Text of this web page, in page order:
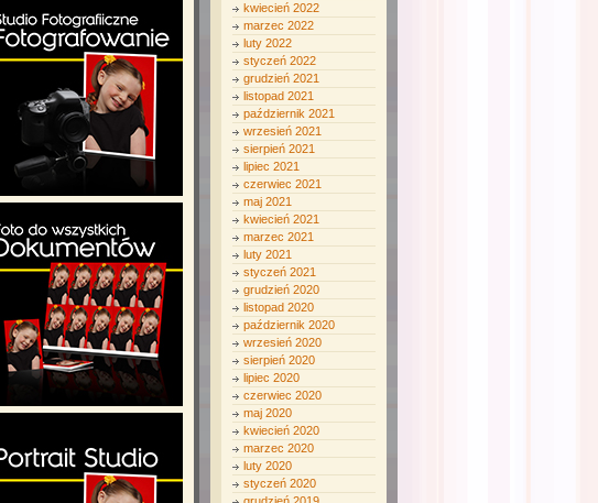
kwiecień 2022
marzec 2022
luty 2022
styczeń 2022
grudzień 2021
listopad 2021
październik 2021
wrzesień 2021
sierpień 2021
lipiec 2021
czerwiec 2021
maj 2021
kwiecień 2021
marzec 2021
luty 2021
styczeń 2021
grudzień 2020
listopad 2020
październik 2020
wrzesień 2020
sierpień 2020
lipiec 2020
czerwiec 2020
maj 2020
kwiecień 2020
marzec 2020
luty 2020
styczeń 2020